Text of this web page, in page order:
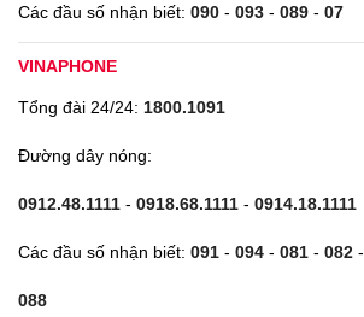
Các đầu số nhận biết: 090 - 093 - 089 - 07
VINAPHONE
Tổng đài 24/24: 1800.1091
Đường dây nóng:
0912.48.1111 - 0918.68.1111 - 0914.18.1111
Các đầu số nhận biết: 091 - 094 - 081 - 082 -
088